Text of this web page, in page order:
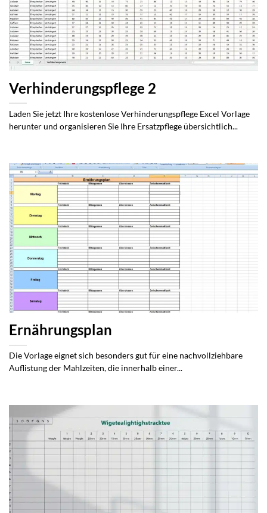
Verhinderungspflege 2
Laden Sie jetzt Ihre kostenlose Verhinderungspflege Excel Vorlage
herunter und organisieren Sie Ihre Ersatzpflege übersichtlich...
Ernährungsplan
Die Vorlage eignet sich besonders gut für eine nachvollziehbare
Auflistung der Mahlzeiten, die innerhalb einer...